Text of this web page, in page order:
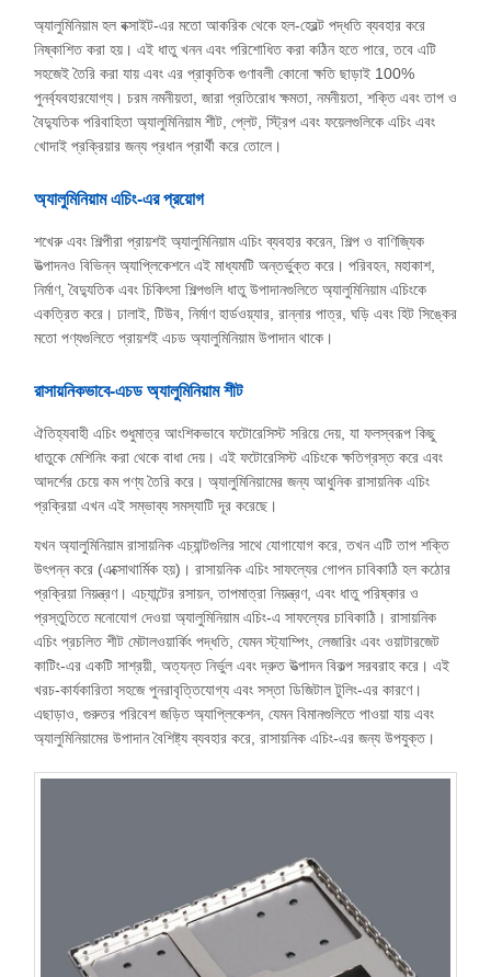
অ্যালুমিনিয়াম হল বক্সাইট-এর মতো আকরিক থেকে হল-হেরল্ট পদ্ধতি ব্যবহার করে
নিষ্কাশিত করা হয়। এই ধাতু খনন এবং পরিশোধিত করা কঠিন হতে পারে, তবে এটি
সহজেই তৈরি করা যায় এবং এর প্রাকৃতিক গুণাবলী কোনো ক্ষতি ছাড়াই 100%
পুনর্ব্যবহারযোগ্য। চরম নমনীয়তা, জারা প্রতিরোধ ক্ষমতা, নমনীয়তা, শক্তি এবং তাপ ও
​​বৈদ্যুতিক পরিবাহিতা অ্যালুমিনিয়াম শীট, প্লেট, স্ট্রিপ এবং ফয়েলগুলিকে এচিং এবং
খোদাই প্রক্রিয়ার জন্য প্রধান প্রার্থী করে তোলে।
অ্যালুমিনিয়াম এচিং-এর প্রয়োগ
শখেরু এবং শিল্পীরা প্রায়শই অ্যালুমিনিয়াম এচিং ব্যবহার করেন, শিল্প ও বাণিজ্যিক
উত্পাদনও বিভিন্ন অ্যাপ্লিকেশনে এই মাধ্যমটি অন্তর্ভুক্ত করে। পরিবহন, মহাকাশ,
নির্মাণ, বৈদ্যুতিক এবং চিকিৎসা শিল্পগুলি ধাতু উপাদানগুলিতে অ্যালুমিনিয়াম এচিংকে
একত্রিত করে। ঢালাই, টিউব, নির্মাণ হার্ডওয়্যার, রান্নার পাত্র, ঘড়ি এবং হিট সিঙ্কের
মতো পণ্যগুলিতে প্রায়শই এচড অ্যালুমিনিয়াম উপাদান থাকে।
রাসায়নিকভাবে-এচড অ্যালুমিনিয়াম শীট
ঐতিহ্যবাহী এচিং শুধুমাত্র আংশিকভাবে ফটোরেসিস্ট সরিয়ে দেয়, যা ফলস্বরূপ কিছু
ধাতুকে মেশিনিং করা থেকে বাধা দেয়। এই ফটোরেসিস্ট এচিংকে ক্ষতিগ্রস্ত করে এবং
আদর্শের চেয়ে কম পণ্য তৈরি করে। অ্যালুমিনিয়ামের জন্য আধুনিক রাসায়নিক এচিং
প্রক্রিয়া এখন এই সম্ভাব্য সমস্যাটি দূর করেছে।
যখন অ্যালুমিনিয়াম রাসায়নিক এচ্যান্টগুলির সাথে যোগাযোগ করে, তখন এটি তাপ শক্তি
উৎপন্ন করে (এক্সোথার্মিক হয়)। রাসায়নিক এচিং সাফল্যের গোপন চাবিকাঠি হল কঠোর
প্রক্রিয়া নিয়ন্ত্রণ। এচ্যান্টের রসায়ন, তাপমাত্রা নিয়ন্ত্রণ, এবং ধাতু পরিষ্কার ও
প্রস্তুতিতে মনোযোগ দেওয়া অ্যালুমিনিয়াম এচিং-এ সাফল্যের চাবিকাঠি। রাসায়নিক
এচিং প্রচলিত শীট মেটালওয়ার্কিং পদ্ধতি, যেমন স্ট্যাম্পিং, লেজারিং এবং ওয়াটারজেট
কাটিং-এর একটি সাশ্রয়ী, অত্যন্ত নির্ভুল এবং দ্রুত উত্পাদন বিকল্প সরবরাহ করে। এই
খরচ-কার্যকারিতা সহজে পুনরাবৃত্তিযোগ্য এবং সস্তা ডিজিটাল টুলিং-এর কারণে।
এছাড়াও, গুরুতর পরিবেশ জড়িত অ্যাপ্লিকেশন, যেমন বিমানগুলিতে পাওয়া যায় এবং
অ্যালুমিনিয়ামের উপাদান বৈশিষ্ট্য ব্যবহার করে, রাসায়নিক এচিং-এর জন্য উপযুক্ত।